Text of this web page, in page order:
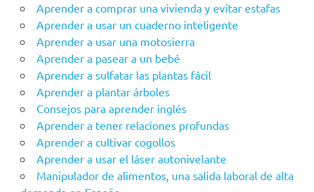
Aprender a comprar una vivienda y evitar estafas
Aprender a usar un cuaderno inteligente
Aprender a usar una motosierra
Aprender a pasear a un bebé
Aprender a sulfatar las plantas fácil
Aprender a plantar árboles
Consejos para aprender inglés
Aprender a tener relaciones profundas
Aprender a cultivar cogollos
Aprender a usar el láser autonivelante
Manipulador de alimentos, una salida laboral de alta